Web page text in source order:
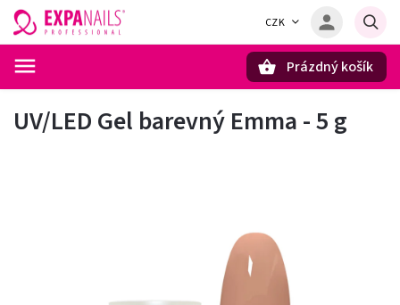
CZK
Prázdný košík
UV/LED Gel barevný Emma - 5 g